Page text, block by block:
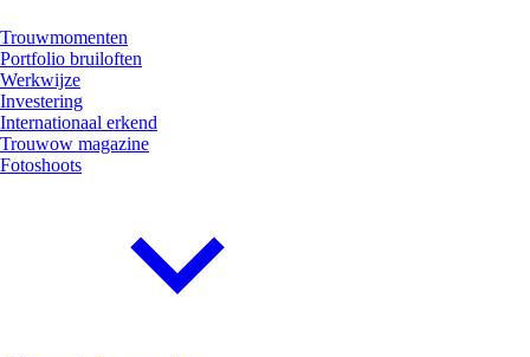
Trouwmomenten
Portfolio bruiloften
Werkwijze
Investering
Internationaal erkend
Trouwow magazine
Fotoshoots